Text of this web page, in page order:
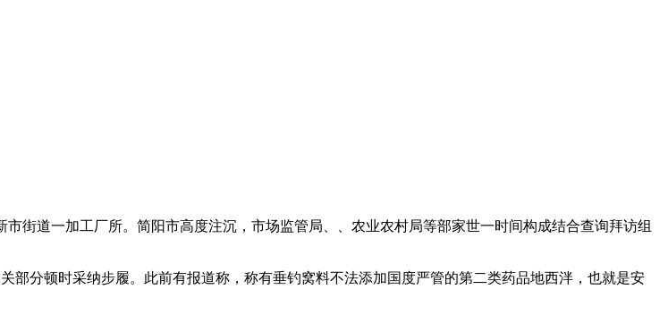
道一加工厂所。简阳市高度注沉，市场监管局、、农业农村局等部家世一时间构成结合查询拜访组
分顿时采纳步履。此前有报道称，称有垂钓窝料不法添加国度严管的第二类药品地西泮，也就是安